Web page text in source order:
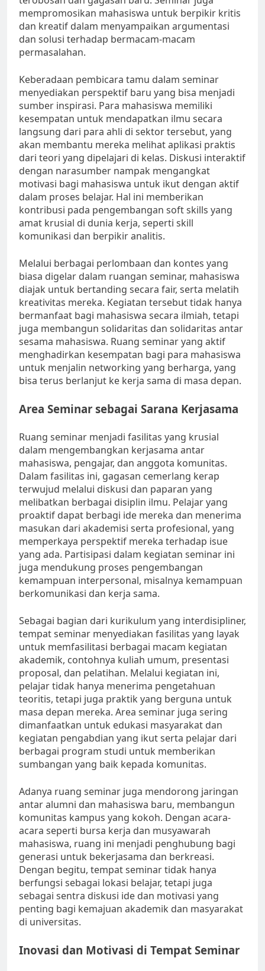
mempromosikan mahasiswa untuk berpikir kritis
dan kreatif dalam menyampaikan argumentasi
dan solusi terhadap bermacam-macam
permasalahan.
Keberadaan pembicara tamu dalam seminar
menyediakan perspektif baru yang bisa menjadi
sumber inspirasi. Para mahasiswa memiliki
kesempatan untuk mendapatkan ilmu secara
langsung dari para ahli di sektor tersebut, yang
akan membantu mereka melihat aplikasi praktis
dari teori yang dipelajari di kelas. Diskusi interaktif
dengan narasumber nampak mengangkat
motivasi bagi mahasiswa untuk ikut dengan aktif
dalam proses belajar. Hal ini memberikan
kontribusi pada pengembangan soft skills yang
amat krusial di dunia kerja, seperti skill
komunikasi dan berpikir analitis.
Melalui berbagai perlombaan dan kontes yang
biasa digelar dalam ruangan seminar, mahasiswa
diajak untuk bertanding secara fair, serta melatih
kreativitas mereka. Kegiatan tersebut tidak hanya
bermanfaat bagi mahasiswa secara ilmiah, tetapi
juga membangun solidaritas dan solidaritas antar
sesama mahasiswa. Ruang seminar yang aktif
menghadirkan kesempatan bagi para mahasiswa
untuk menjalin networking yang berharga, yang
bisa terus berlanjut ke kerja sama di masa depan.
Area Seminar sebagai Sarana Kerjasama
Ruang seminar menjadi fasilitas yang krusial
dalam mengembangkan kerjasama antar
mahasiswa, pengajar, dan anggota komunitas.
Dalam fasilitas ini, gagasan cemerlang kerap
terwujud melalui diskusi dan paparan yang
melibatkan berbagai disiplin ilmu. Pelajar yang
proaktif dapat berbagi ide mereka dan menerima
masukan dari akademisi serta profesional, yang
memperkaya perspektif mereka terhadap isue
yang ada. Partisipasi dalam kegiatan seminar ini
juga mendukung proses pengembangan
kemampuan interpersonal, misalnya kemampuan
berkomunikasi dan kerja sama.
Sebagai bagian dari kurikulum yang interdisipliner,
tempat seminar menyediakan fasilitas yang layak
untuk memfasilitasi berbagai macam kegiatan
akademik, contohnya kuliah umum, presentasi
proposal, dan pelatihan. Melalui kegiatan ini,
pelajar tidak hanya menerima pengetahuan
teoritis, tetapi juga praktik yang berguna untuk
masa depan mereka. Area seminar juga sering
dimanfaatkan untuk edukasi masyarakat dan
kegiatan pengabdian yang ikut serta pelajar dari
berbagai program studi untuk memberikan
sumbangan yang baik kepada komunitas.
Adanya ruang seminar juga mendorong jaringan
antar alumni dan mahasiswa baru, membangun
komunitas kampus yang kokoh. Dengan acara-
acara seperti bursa kerja dan musyawarah
mahasiswa, ruang ini menjadi penghubung bagi
generasi untuk bekerjasama dan berkreasi.
Dengan begitu, tempat seminar tidak hanya
berfungsi sebagai lokasi belajar, tetapi juga
sebagai sentra diskusi ide dan motivasi yang
penting bagi kemajuan akademik dan masyarakat
di universitas.
Inovasi dan Motivasi di Tempat Seminar